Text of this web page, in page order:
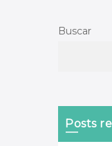
Buscar
Posts